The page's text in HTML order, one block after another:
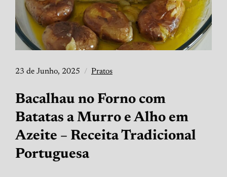
23 de Junho, 2025 Pratos
Bacalhau no Forno com
Batatas a Murro e Alho em
Azeite – Receita Tradicional
Portuguesa